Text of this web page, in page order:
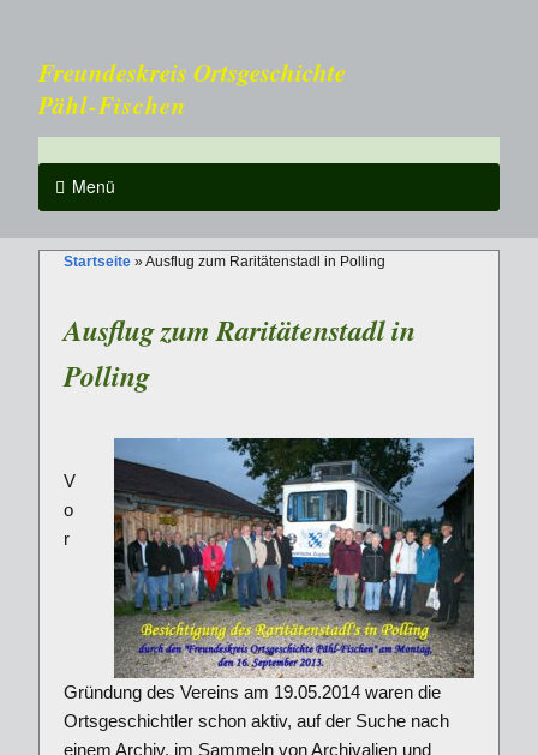
Freundeskreis Ortsgeschichte
Pähl-Fischen
Menü
Startseite »Ausflug zum Raritätenstadl in Polling
Ausflug zum Raritätenstadl in
Polling
V
o
r
Gründung des Vereins am 19.05.2014 waren die
Ortsgeschichtler schon aktiv, auf der Suche nach
einem Archiv, im Sammeln von Archivalien und